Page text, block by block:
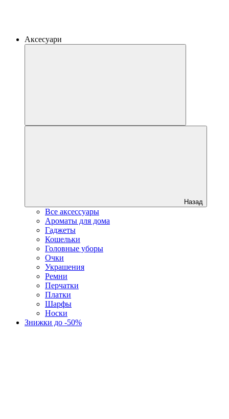
Аксесуари
Назад
Все аксессуары
Ароматы для дома
Гаджеты
Кошельки
Головные уборы
Очки
Украшения
Ремни
Перчатки
Платки
Шарфы
Носки
Знижки до -50%